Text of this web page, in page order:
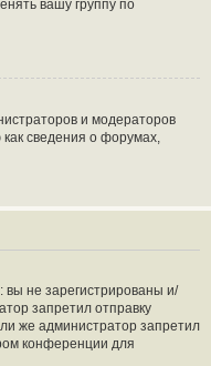
вашу группу по
и модераторов
сведения о форумах,
не зарегистрированы и/
запретил отправку
же администратор запретил
конференции для